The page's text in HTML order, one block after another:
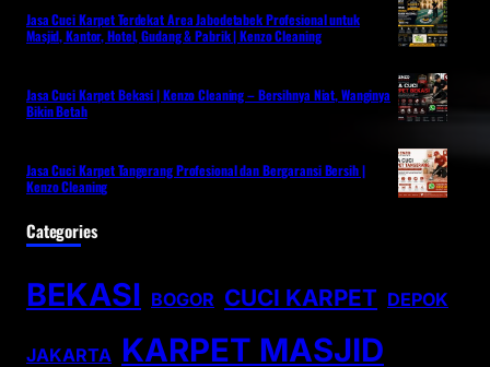
Jasa Cuci Karpet Terdekat Area Jabodetabek Profesional untuk
Masjid, Kantor, Hotel, Gudang & Pabrik | Kenzo Cleaning
Jasa Cuci Karpet Bekasi | Kenzo Cleaning – Bersihnya Niat, Wanginya
Bikin Betah
Jasa Cuci Karpet Tangerang Profesional dan Bergaransi Bersih |
Kenzo Cleaning
Categories
BEKASI BOGOR CUCI KARPET DEPOK
JAKARTA KARPET MASJID